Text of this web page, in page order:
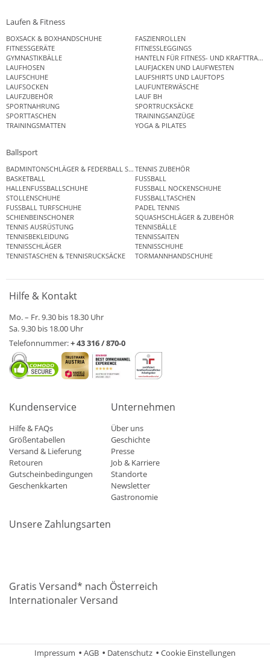
Laufen & Fitness
BOXSACK & BOXHANDSCHUHE
FASZIENROLLEN
FITNESSGERÄTE
FITNESSLEGGINGS
GYMNASTIKBÄLLE
HANTELN FÜR FITNESS- UND
LAUFHOSEN
LAUFJACKEN UND LAUFWESTEN
LAUFSCHUHE
LAUFSHIRTS UND LAUFTOPS
LAUFSOCKEN
LAUFUNTERWÄSCHE
LAUFZUBEHÖR
LAUF BH
SPORTNAHRUNG
SPORTRUCKSÄCKE
SPORTTASCHEN
TRAININGSANZÜGE
TRAININGSMATTEN
YOGA & PILATES
Ballsport
BADMINTONSCHLÄGER & FEDERBALL SETSTENNIS ZUBEHÖR
BASKETBALL
FUSSBALL
HALLENFUSSBALLSCHUHE
FUSSBALL NOCKENSCHUHE
STOLLENSCHUHE
FUSSBALLTASCHEN
FUSSBALL TURFSCHUHE
PADEL TENNIS
SCHIENBEINSCHONER
SQUASHSCHLÄGER & ZUBEHÖR
TENNIS AUSRÜSTUNG
TENNISBÄLLE
TENNISBEKLEIDUNG
TENNISSAITEN
TENNISSCHLÄGER
TENNISSCHUHE
TENNISTASCHEN & TENNISRUCKSÄCKE
TORMANNHANDSCHUHE
Hilfe & Kontakt
Mo. – Fr. 9.30 bis 18.30 Uhr
Sa. 9.30 bis 18.00 Uhr
Telefonnummer:+ 43 316 / 870-0
Kundenservice
Hilfe & FAQs
Größentabellen
Versand & Lieferung
Retouren
Gutscheinbedingungen
Geschenkkarten
Unternehmen
Über uns
Geschichte
Presse
Job & Karriere
Standorte
Newsletter
Gastronomie
Unsere Zahlungsarten
Gratis Versand* nach Österreich
Internationaler Versand
Impressum AGB Datenschutz
Cookie Einstellungen